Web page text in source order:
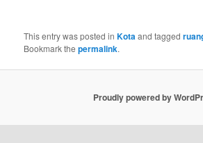
This entry was posted inKotaand tagged
Bookmark thepermalink.
Proudly powered by